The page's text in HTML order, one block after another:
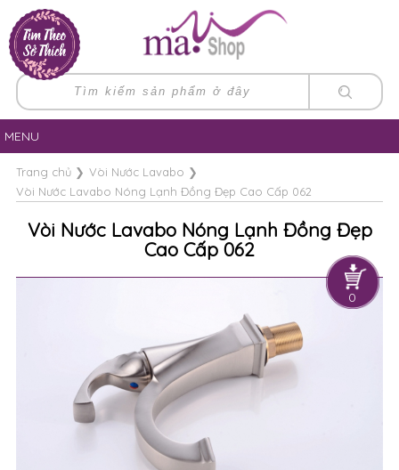
0
MENU
Trang chủ❯ Vòi Nước Lavabo ❯
Vòi Nước Lavabo Nóng Lạnh Đồng Đẹp Cao Cấp 062
Vòi Nước Lavabo Nóng Lạnh Đồng Đẹp
Cao Cấp 062